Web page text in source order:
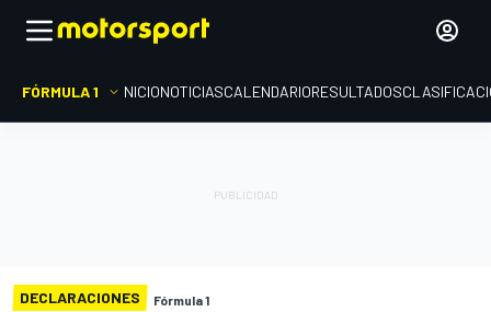
FÓRMULA 1 INICIONOTICIASCALENDARIORESULTADOS
DECLARACIONES Fórmula 1